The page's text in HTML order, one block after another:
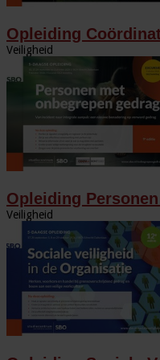
Opleiding
Veiligheid
Opleiding
Veiligheid